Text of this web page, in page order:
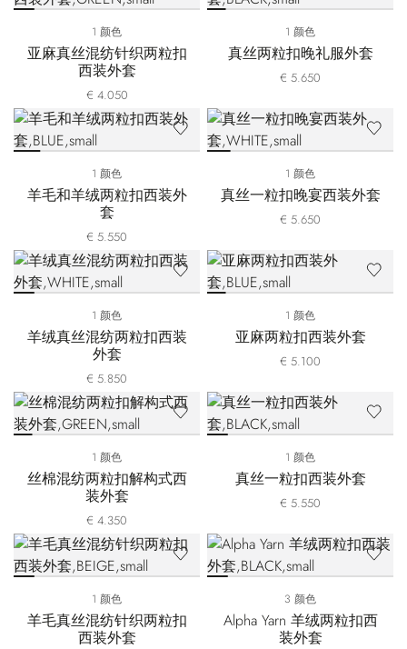
1 颜色
亚麻真丝混纺针织两粒扣
西装外套
€ 4.050
1 颜色
真丝两粒扣晚礼服外套
€ 5.650
1 颜色
羊毛和羊绒两粒扣西装外
套
€ 5.550
1 颜色
真丝一粒扣晚宴西装外套
€ 5.650
1 颜色
羊绒真丝混纺两粒扣西装
外套
€ 5.850
1 颜色
亚麻两粒扣西装外套
€ 5.100
1 颜色
丝棉混纺两粒扣解构式西
装外套
€ 4.350
1 颜色
真丝一粒扣西装外套
€ 5.550
1 颜色
羊毛真丝混纺针织两粒扣
西装外套
3 颜色
Alpha Yarn 羊绒两粒扣西
装外套